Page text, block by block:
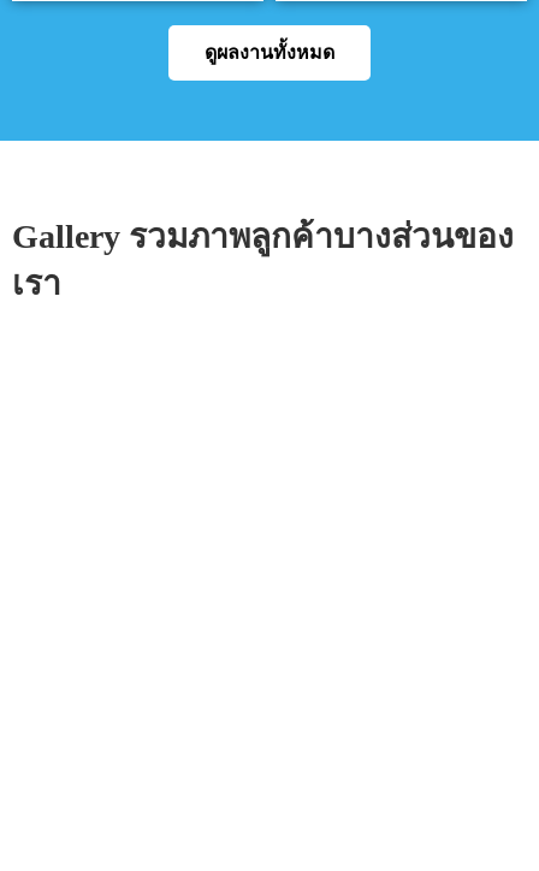
ดูผลงานทั้งหมด
Gallery รวมภาพลูกค้าบางส่วนของ
เรา